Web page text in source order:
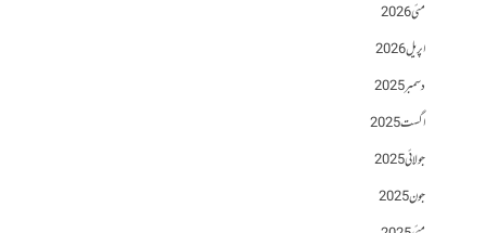
مئی 2026
اپریل 2026
دسمبر 2025
اگست 2025
جولائی 2025
جون 2025